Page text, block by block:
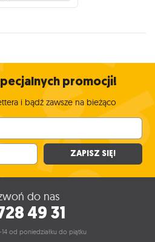
promocji!
i bądź zawsze na bieżąco
ZAPISZ SIĘ!
do nas
49 31
od poniedziałku do piątku